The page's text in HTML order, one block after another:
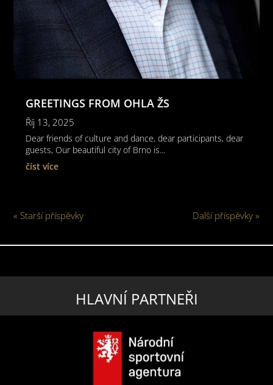
GREETINGS FROM OHLA ŽS
Říj 13, 2025
Dear friends of culture and dance, dear participants, dear
guests, Our beautiful city of Brno is...
číst více
« Starší příspěvky Další příspěvky »
HLAVNÍ PARTNEŘI